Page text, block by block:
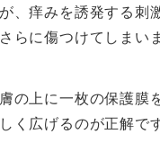
、痒みを誘発する刺
らに傷つけてしまい
の上に一枚の保護膜
く広げるのが正解です